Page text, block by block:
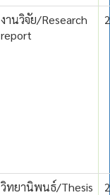
งานวิจัย/Research
report
วิทยานิพนธ์/Thesis